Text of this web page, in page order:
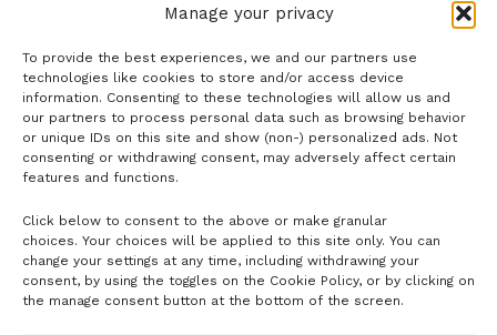
Manage your privacy
To provide the best experiences, we and our partners use
technologies like cookies to store and/or access device
information. Consenting to these technologies will allow us and
our partners to process personal data such as browsing behavior
or unique IDs on this site and show (non-) personalized ads. Not
consenting or withdrawing consent, may adversely affect certain
features and functions.
Click below to consent to the above or make granular
choices. Your choices will be applied to this site only. You can
change your settings at any time, including withdrawing your
consent, by using the toggles on the Cookie Policy, or by clicking on
the manage consent button at the bottom of the screen.
Az 1905-ös orosz forradalom idején Lenin hazatért, de a
bukás után ismét emigrációba kényszerült. Az első
világháborút imperialista küzdelemnek bélyegezte, s úgy
vélte, a nemzetek közti háborút az osztályok közti harccá
kell változtatni. Péterváron 1917 februárjában forradalom
buktatta meg II. Miklós cárt, a békére vágyó munkások és
(tanácsokat)hoztak létre. A forradalom hírére Lenin is
hazatért, az Oroszországgal hadban álló Németország azt
remélve, hogy tevékenysége gyöngítheti az orosz
2022 március végéig tart
LOAD MORE
- H I R D E T É S -